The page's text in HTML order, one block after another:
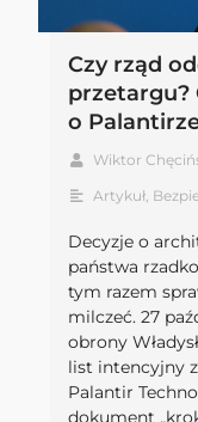
Czy rząd
przetargu?
o
Wiktor
Artykuł,
Decyzje o
państwa
tym razem
milczeć. 27
obrony
list intencyjny
Palantir
dokument